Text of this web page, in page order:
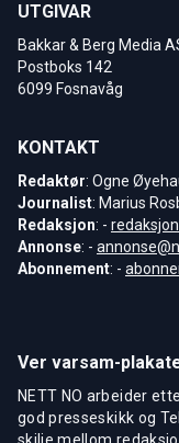
UTGIVAR
Bakkar & Berg Media
Postboks 142
6099 Fosnavåg
KONTAKT
Redaktør: Ogne
Journalist: Marius
Redaksjon: -
Annonse: -
Abonnement: -
Ver varsam-
NETT NO arbeider
god presseskikk og